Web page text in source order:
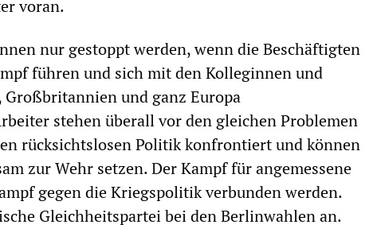
voran.
nur gestoppt werden, wenn die Beschäftigten
führen und sich mit den Kolleginnen und
und ganz Europa
stehen überall vor den gleichen Problemen
rücksichtslosen Politik konfrontiert und können
zur Wehr setzen. Der Kampf für angemessene
gegen die Kriegspolitik verbunden werden.
Gleichheitspartei bei den Berlinwahlen an.